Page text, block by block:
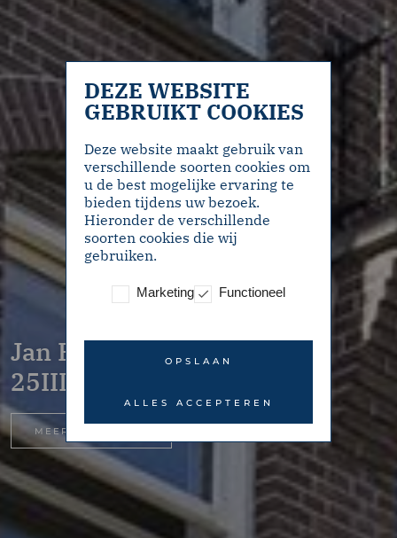
Jan Bernardusstraat
25IIL – Amsterdam
MEER INFORMATIE
DEZE WEBSITE
GEBRUIKT COOKIES
Deze website maakt gebruik van
verschillende soorten cookies om
u de best mogelijke ervaring te
bieden tijdens uw bezoek.
Hieronder de verschillende
soorten cookies die wij
gebruiken.
Marketing Functioneel
OPSLAAN
ALLES ACCEPTEREN